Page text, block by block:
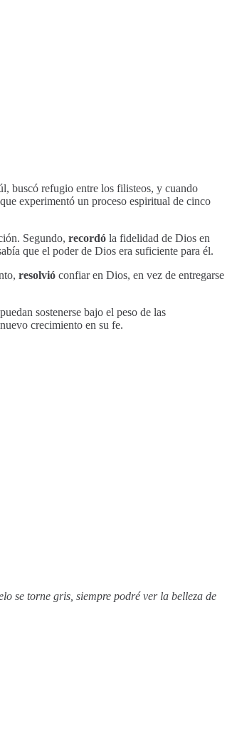
buscó refugio entre los filisteos, y cuando
experimentó un proceso espiritual de cinco
Segundo, recordó la fidelidad de Dios en
que el poder de Dios era suficiente para él.
resolvió confiar en Dios, en vez de entregarse
sostenerse bajo el peso de las
crecimiento en su fe.
se torne gris, siempre podré ver la belleza de